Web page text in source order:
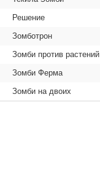
Решение
Зомботрон
Зомби против растений
Зомби Ферма
Зомби на двоих